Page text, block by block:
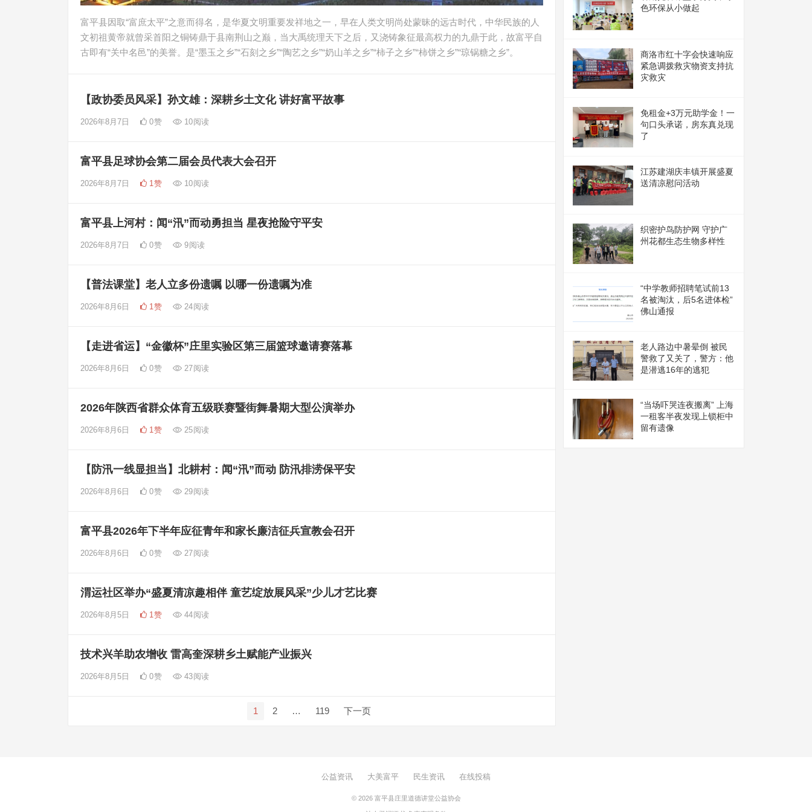
富平县因取“富庶太平”之意而得名，是华夏文明重要发祥地之一，早在人类文明尚处蒙昧的远古时代，中华民族的人
文初祖黄帝就曾采首阳之铜铸鼎于县南荆山之巅，当大禹统理天下之后，又浇铸象征最高权力的九鼎于此，故富平自
古即有“关中名邑”的美誉。是“墨玉之乡”“石刻之乡”“陶艺之乡”“奶山羊之乡”“柿子之乡”“柿饼之乡”“琼锅糖之乡”。
【政协委员风采】孙文雄：深耕乡土文化 讲好富平故事
2026年8月7日 0赞 10阅读
富平县足球协会第二届会员代表大会召开
2026年8月7日 1赞 10阅读
富平县上河村：闻“汛”而动勇担当 星夜抢险守平安
2026年8月7日 0赞 9阅读
【普法课堂】老人立多份遗嘱 以哪一份遗嘱为准
2026年8月6日 1赞 24阅读
【走进省运】“金徽杯”庄里实验区第三届篮球邀请赛落幕
2026年8月6日 0赞 27阅读
2026年陕西省群众体育五级联赛暨街舞暑期大型公演举办
2026年8月6日 1赞 25阅读
【防汛一线显担当】北耕村：闻“汛”而动 防汛排涝保平安
2026年8月6日 0赞 29阅读
富平县2026年下半年应征青年和家长廉洁征兵宣教会召开
2026年8月6日 0赞 27阅读
渭运社区举办“盛夏清凉趣相伴 童艺绽放展风采”少儿才艺比赛
2026年8月5日 1赞 44阅读
技术兴羊助农增收 雷高奎深耕乡土赋能产业振兴
2026年8月5日 0赞 43阅读
1 2 … 119 下一页
色环保从小做起
商洛市红十字会快速响应
紧急调拨救灾物资支持抗
灾救灾
免租金+3万元助学金！一
句口头承诺，房东真兑现
了
江苏建湖庆丰镇开展盛夏
送清凉慰问活动
织密护鸟防护网 守护广
州花都生态生物多样性
“中学教师招聘笔试前13
名被淘汰，后5名进体检”
佛山通报
老人路边中暑晕倒 被民
警救了又关了，警方：他
是潜逃16年的逃犯
“当场吓哭连夜搬离” 上海
一租客半夜发现上锁柜中
留有遗像
公益资讯 大美富平 民生资讯 在线投稿
© 2026 富平县庄里道德讲堂公益协会